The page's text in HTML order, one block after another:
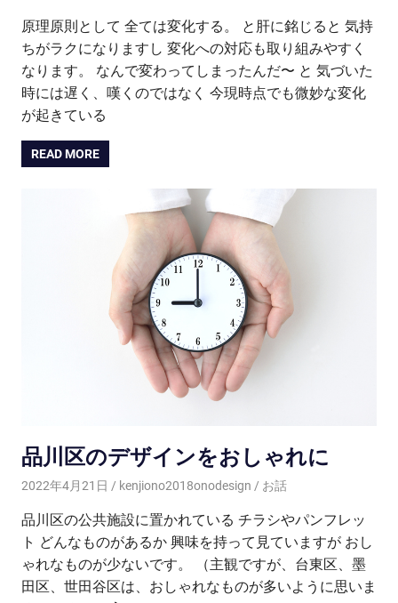
原理原則として 全ては変化する。 と肝に銘じると 気持
ちがラクになりますし 変化への対応も取り組みやすく
なります。 なんで変わってしまったんだ〜 と 気づいた
時には遅く、嘆くのではなく 今現時点でも微妙な変化
が起きている
READ MORE
品川区のデザインをおしゃれに
2022年4月21日 kenjiono2018onodesign お話
品川区の公共施設に置かれている チラシやパンフレッ
ト どんなものがあるか 興味を持って見ていますが おし
ゃれなものが少ないです。 （主観ですが、台東区、墨
田区、世田谷区は、おしゃれなものが多いように思いま